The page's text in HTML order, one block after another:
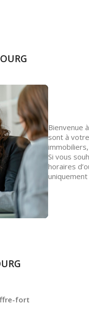
Bienvenue
sont à
Si vous
horaires
fort